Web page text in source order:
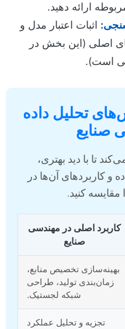
ارائه دهید.
اثبات اعتبار مدل و
اصلی (این بخش در
است).
تحلیل داده
صنایع
تا با دید بهتری،
و کاربردهای آن‌ها در
کنید.
کاربرد اصلی در مهندسی
صنایع
بهینه‌سازی تخصیص منابع،
زمان‌بندی تولید، طراحی
شبکه لجستیک.
تجزیه و تحلیل عملکرد